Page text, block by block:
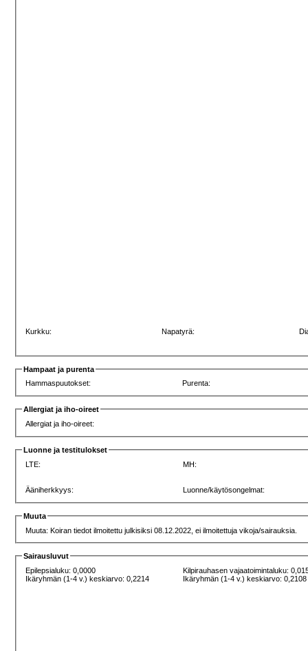
Kurkku: Napatyrä:
Hampaat ja purenta
Hammaspuutokset:
Purenta:
Allergiat ja iho-oireet
Allergiat ja iho-oireet:
Luonne ja testitulokset
LTE:
MH:
Ääniherkkyys: Luonne/käytösongelmat:
Muuta
Muuta: Koiran tiedot ilmoitettu julkisiksi 08.12.2022, ei ilmoitettuja vikoja/sairauksia.
Sairausluvut
Epilepsialuku: 0,0000
Ikäryhmän (1-4 v.) keskiarvo: 0,2214
Kilpirauhasen vajaatoimintaluku:
Ikäryhmän (1-4 v.) keskiarvo: 0,2108